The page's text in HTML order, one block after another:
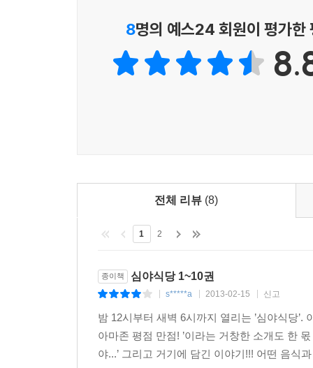
8명의 예스24 회원이 평가한
전체 리뷰 (8)
1 2
종이책 심야식당 1~10권
s*****a 2013-02-15 신고
밤 12시부터 새벽 6시까지 열리는 ’심야식당
아마존 평점 만점! ’이라는 거창한 소개도 한
야...’ 그리고 거기에 담긴 이야기!!! 어떤 음식